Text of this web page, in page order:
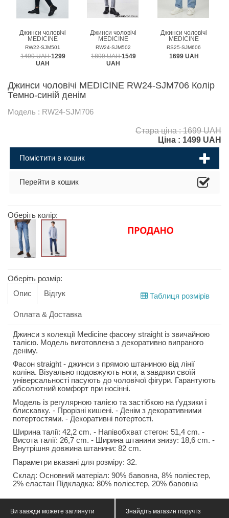
Джинси чоловічі
MEDICINE
RW22-SJM501
1499 UAH1299
UAH
Джинси чоловічі
MEDICINE
RW24-SJM502
1899 UAH1549
UAH
Джинси чоловічі
MEDICINE
RS25-SJM606
1699 UAH
Джинси чоловічі MEDICINE RW24-SJM706 Колір
Темно-синій денім
Модель : RW24-SJM706
Стара ціна : 1699 UAH
Ціна : 1499 UAH
Помістити в кошик
Перейти в кошик
Оберіть колір:
Оберіть розмір:
Таблиця розмірів
Опис Відгук
Оплата & Доставка
Джинси з колекції Medicine фасону straight із звичайною
талією. Модель виготовлена з декоративно випраного
деніму.
Фасон straight - джинси з прямою штаниною від лінії
коліна. Візуально подовжують ноги, а завдяки своїй
універсальності пасують до чоловічої фігури. Гарантують
абсолютний комфорт при носінні.
Модель із регулярною талією та застібкою на ґудзики і
блискавку. - Прорізні кишені. - Денім з декоративними
потертостями. - Декоративні потертості.
Ширина талії: 42,2 cm. - Напівобхват стегон: 51,4 cm. -
Висота талії: 26,7 cm. - Ширина штанини знизу: 18,6 cm. -
Внутрішня довжина штанини: 82 cm.
Параметри вказані для розміру: 32.
Склад: Основний матеріал: 90% бавовна, 8% поліестер,
2% еластан Підкладка: 80% поліестер, 20% бавовна
Ви завжди можете заглянути
Знайдіть магазин поруч із